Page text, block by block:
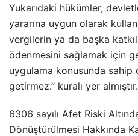
Yukarıdaki hükümler,
yararına uygun olarak
vergilerin ya da başka
ödenmesini sağlamak için
uygulama konusunda sahip
getirmez.” kuralı yer almıştır.
6306 sayılı Afet Riski
Dönüştürülmesi Hakkında